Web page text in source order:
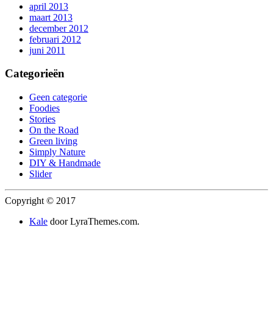
april 2013
maart 2013
december 2012
februari 2012
juni 2011
Categorieën
Geen categorie
Foodies
Stories
On the Road
Green living
Simply Nature
DIY & Handmade
Slider
Copyright © 2017
Kale door LyraThemes.com.